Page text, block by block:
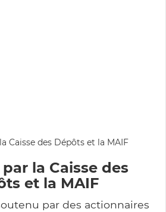
la Caisse des
et la MAIF
par des actionnaires